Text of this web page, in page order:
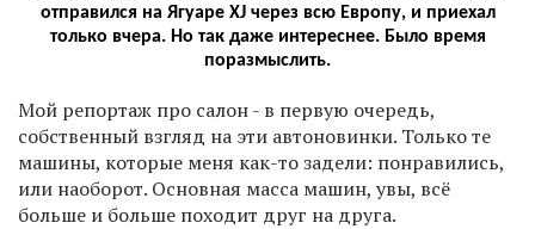
отправился на Ягуаре XJ через всю Европу, и приехал
только вчера. Но так даже интереснее. Было время
поразмыслить.
Мой репортаж про салон - в первую очередь,
собственный взгляд на эти автоновинки. Только те
машины, которые меня как-то задели: понравились,
или наоборот. Основная масса машин, увы, всё
больше и больше походит друг на друга.